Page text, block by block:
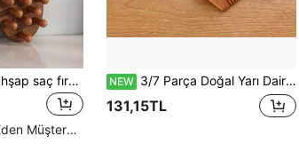
1 adet geniş dişli ahşap saç fırçası, doğal sandal ağacından yapılmış, masaj için kalın dişli tasarım, kıvırcık saçlar için uygun, kadınlar, anneler ve kız kardeşler için ideal hediye.
Yüksek Tekrar Eden Müşteriler
NEW 3/7 Parça Doğal Yarı Daire Ahşap Saç Tarağı, Antistatik Taşınabilir Düğüm Açıcı Tarak, Kadınlar İçin Günlük Şekillendirme, Seyahat ve Saç Derisi Masajı Ahşap Tarak
131,15TL